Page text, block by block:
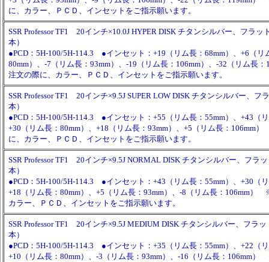
に、カラー、ＰＣＤ、インセットをご指示願います。
SSR Professor TF1 20インチ×10.0J HYPER DISK チタンシルバー、フラッ
本）
●PCD：5H-100/5H-114.3 ●インセット：+19（リム長：68mm）、+6（リ
80mm）、-7（リム長：93mm）、-19（リム長：106mm）、-32（リム長
注文の際に、カラー、ＰＣＤ、インセットをご指示願います。
SSR Professor TF1 20インチ×9.5J SUPER LOW DISK チタンシルバー、フ
本）
●PCD：5H-100/5H-114.3 ●インセット：+55（リム長：55mm）、+43（
+30（リム長：80mm）、+18（リム長：93mm）、+5（リム長：106mm
に、カラー、ＰＣＤ、インセットをご指示願います。
SSR Professor TF1 20インチ×9.5J NORMAL DISK チタンシルバー、フラ
本）
●PCD：5H-100/5H-114.3 ●インセット：+43（リム長：55mm）、+30（
+18（リム長：80mm）、+5（リム長：93mm）、-8（リム長：106mm）
カラー、ＰＣＤ、インセットをご指示願います。
SSR Professor TF1 20インチ×9.5J MEDIUM DISK チタンシルバー、フラ
本）
●PCD：5H-100/5H-114.3 ●インセット：+35（リム長：55mm）、+22（
+10（リム長：80mm）、-3（リム長：93mm）、-16（リム長：106mm